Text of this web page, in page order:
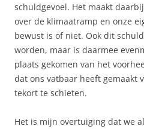
schuldgevoel. Het maakt
over de klimaatramp en onze
bewust is of niet. Ook dit
worden, maar is daarmee
plaats gekomen van het
dat ons vatbaar heeft gemaakt
tekort te schieten.
Het is mijn overtuiging dat we